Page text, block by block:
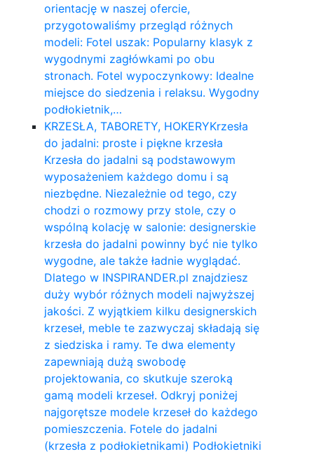
orientację w naszej ofercie,
przygotowaliśmy przegląd różnych
modeli: Fotel uszak: Popularny klasyk z
wygodnymi zagłówkami po obu
stronach. Fotel wypoczynkowy: Idealne
miejsce do siedzenia i relaksu. Wygodny
podłokietnik,…
KRZESŁA, TABORETY, HOKERYKrzesła
do jadalni: proste i piękne krzesła
Krzesła do jadalni są podstawowym
wyposażeniem każdego domu i są
niezbędne. Niezależnie od tego, czy
chodzi o rozmowy przy stole, czy o
wspólną kolację w salonie: designerskie
krzesła do jadalni powinny być nie tylko
wygodne, ale także ładnie wyglądać.
Dlatego w INSPIRANDER.pl znajdziesz
duży wybór różnych modeli najwyższej
jakości. Z wyjątkiem kilku designerskich
krzeseł, meble te zazwyczaj składają się
z siedziska i ramy. Te dwa elementy
zapewniają dużą swobodę
projektowania, co skutkuje szeroką
gamą modeli krzeseł. Odkryj poniżej
najgorętsze modele krzeseł do każdego
pomieszczenia. Fotele do jadalni
(krzesła z podłokietnikami) Podłokietniki